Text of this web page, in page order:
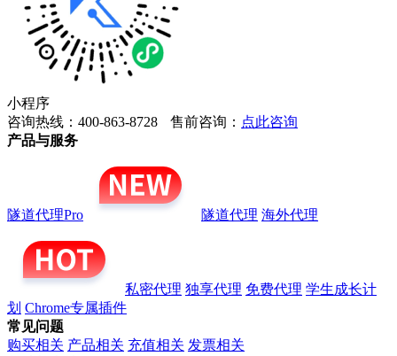
小程序
咨询热线：400-863-8728
售前咨询： 点此咨询
产品与服务
隧道代理Pro 隧道代理 海外代理
私密代理 独享代理 免费代理 学生成长计
划 Chrome专属插件
常见问题
购买相关 产品相关 充值相关 发票相关